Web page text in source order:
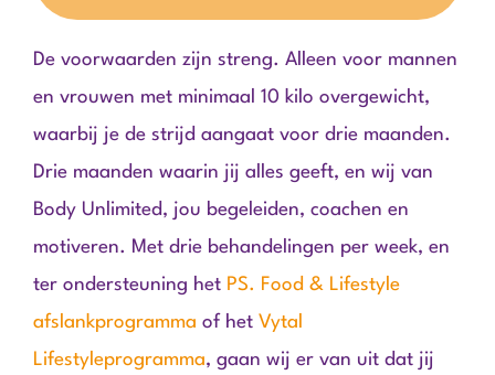
De voorwaarden zijn streng. Alleen voor mannen
en vrouwen met minimaal 10 kilo overgewicht,
waarbij je de strijd aangaat voor drie maanden.
Drie maanden waarin jij alles geeft, en wij van
Body Unlimited, jou begeleiden, coachen en
motiveren. Met drie behandelingen per week, en
ter ondersteuning het PS. Food & Lifestyle
afslankprogramma of het Vytal
Lifestyleprogramma, gaan wij er van uit dat jij